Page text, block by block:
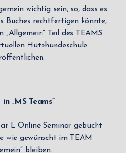
wichtig sein, so, dass es
Buches rechtfertigen könnte,
„Allgemein“ Teil des TEAMS
Hütehundeschule
in „MS Teams“
L Online Seminar gebucht
wie gewünscht im TEAM
bleiben.